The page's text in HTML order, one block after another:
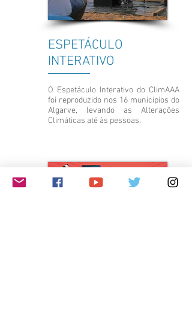
ESPETÁCULO
INTERATIVO
O Espetáculo Interativo do ClimAAA
foi reproduzido nos 16 municípios do
Algarve, levando as Alterações
Climáticas até às pessoas.